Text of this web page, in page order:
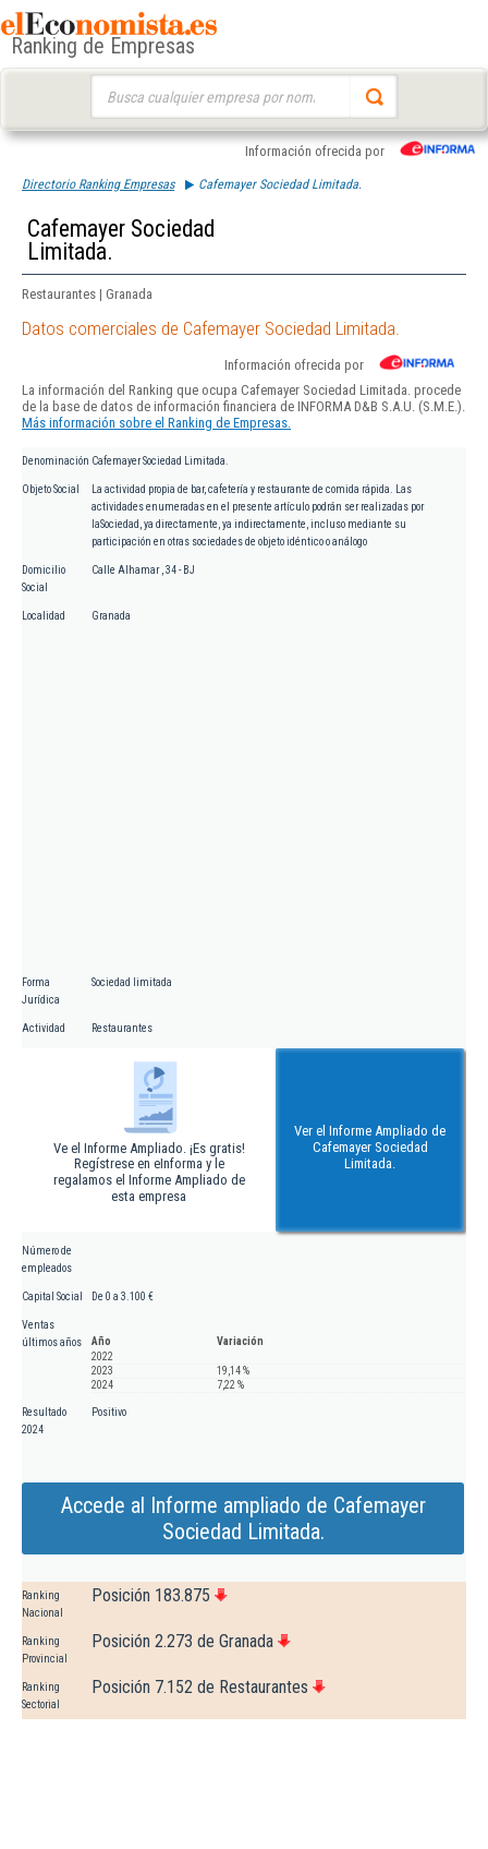
Ranking de Empresas
Información ofrecida por
Directorio Ranking Empresas Cafemayer Sociedad Limitada.
Cafemayer Sociedad
Limitada.
Restaurantes | Granada
Datos comerciales de Cafemayer Sociedad Limitada.
Información ofrecida por
La información del Ranking que ocupa Cafemayer Sociedad Limitada. procede
de la base de datos de información financiera de INFORMA D&B S.A.U. (S.M.E.).
Más información sobre el Ranking de Empresas.
Denominación Cafemayer Sociedad Limitada.
Objeto Social
La actividad propia de bar, cafetería y restaurante de comida rápida. Las
actividades enumeradas en el presente artículo podrán ser realizadas por
laSociedad, ya directamente, ya indirectamente, incluso mediante su
participación en otras sociedades de objeto idéntico o análogo
Domicilio
Social
Calle Alhamar , 34 - BJ
Localidad Granada
Forma
Jurídica
Sociedad limitada
Actividad Restaurantes
Ve el Informe Ampliado. ¡Es gratis!
Regístrese en eInforma y le
regalamos el Informe Ampliado de
esta empresa
Ver el Informe Ampliado de
Cafemayer Sociedad
Limitada.
Número de
empleados
Capital Social De 0 a 3.100 €
Ventas
últimos años
Año
Variación
2022
2023
19,14 %
2024
7,22 %
Resultado
2024
Positivo
Accede al Informe ampliado de Cafemayer
Sociedad Limitada.
Ranking
Nacional
Posición 183.875
Ranking
Provincial
Posición 2.273 de Granada
Ranking
Sectorial
Posición 7.152 de Restaurantes